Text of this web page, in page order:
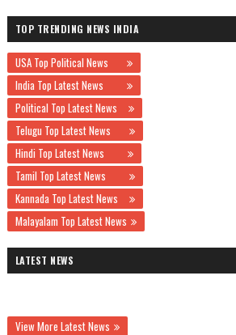
TOP TRENDING NEWS INDIA
USA Top Political News
India Top Latest News
Political Top Latest News
Telugu Top Latest News
Hindi Top Latest News
Tamil Top Latest News
Kannada Top Latest News
Malayalam Top Latest News
LATEST NEWS
View More Latest News